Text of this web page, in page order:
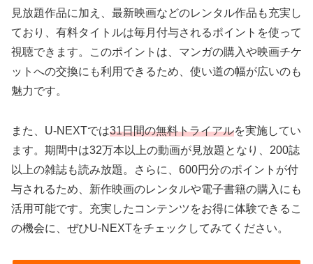
見放題作品に加え、最新映画などのレンタル作品も充実し
ており、有料タイトルは毎月付与されるポイントを使って
視聴できます。このポイントは、マンガの購入や映画チケ
ットへの交換にも利用できるため、使い道の幅が広いのも
魅力です。
また、U-NEXTでは31日間の無料トライアルを実施してい
ます。期間中は32万本以上の動画が見放題となり、200誌
以上の雑誌も読み放題。さらに、600円分のポイントが付
与されるため、新作映画のレンタルや電子書籍の購入にも
活用可能です。充実したコンテンツをお得に体験できるこ
の機会に、ぜひU-NEXTをチェックしてみてください。